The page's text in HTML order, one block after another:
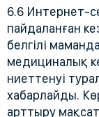
6.6 Интернет-
пайдаланған
белгілі
медициналық
ниеттенуі
хабарлайды.
арттыру